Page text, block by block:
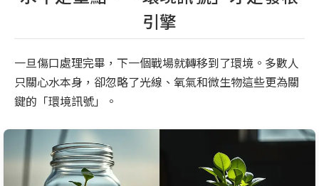
引擎
一旦傷口處理完畢，下一個戰場就轉移到了環境。多數人
只關心水本身，卻忽略了光線、氧氣和微生物這些更為關
鍵的「環境訊號」。